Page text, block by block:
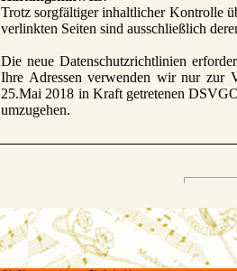
Trotz sorgfältiger inhaltlicher Kontrolle
verlinkten Seiten sind ausschließlich
Die neue Datenschutzrichtlinien
Ihre Adressen verwenden wir nur zur
25.Mai 2018 in Kraft getretenen
umzugehen.